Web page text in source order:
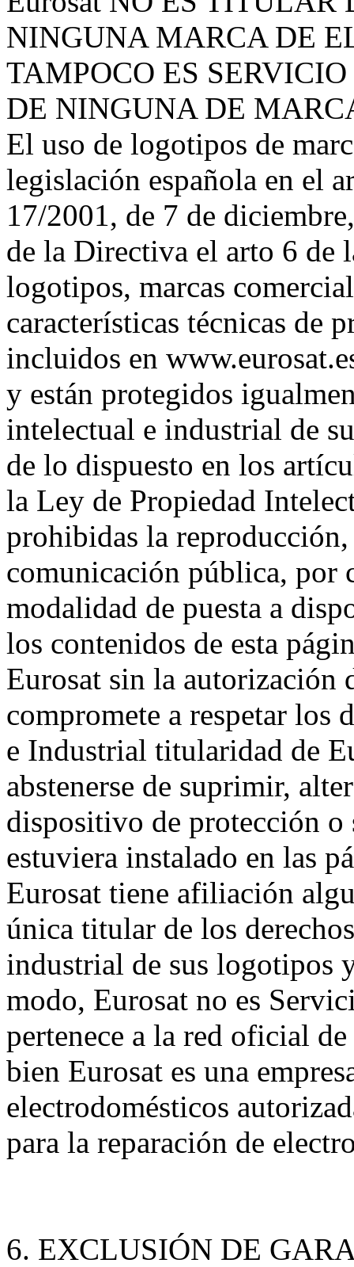
NINGUNA MARCA DE
TAMPOCO ES
DE NINGUNA DE
El uso de logotipos de
legislación española en el
17/2001, de 7 de
de la Directiva el arto 6 de
logotipos, marcas
características técnicas de
incluidos en
y están protegidos
intelectual e industrial de
de lo dispuesto en los
la Ley de Propiedad
prohibidas la
comunicación pública, por
modalidad de puesta a
los contenidos de esta
Eurosat sin la autorización
compromete a respetar los
e Industrial titularidad de
abstenerse de suprimir,
dispositivo de protección o
estuviera instalado en las
Eurosat tiene afiliación
única titular de los
industrial de sus logotipos
modo, Eurosat no es
pertenece a la red oficial
bien Eurosat es una
electrodomésticos
para la reparación de
6. EXCLUSIÓN DE